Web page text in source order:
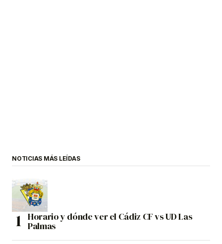
NOTICIAS MÁS LEÍDAS
Horario y dónde ver el Cádiz CF vs UD Las
Palmas